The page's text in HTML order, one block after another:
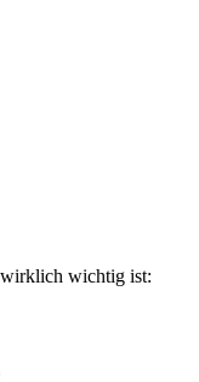
wichtig ist: